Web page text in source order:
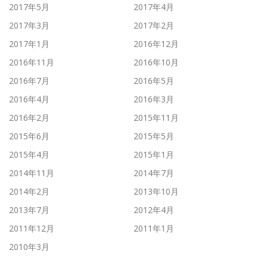
2017年5月
2017年4月
2017年3月
2017年2月
2017年1月
2016年12月
2016年11月
2016年10月
2016年7月
2016年5月
2016年4月
2016年3月
2016年2月
2015年11月
2015年6月
2015年5月
2015年4月
2015年1月
2014年11月
2014年7月
2014年2月
2013年10月
2013年7月
2012年4月
2011年12月
2011年1月
2010年3月